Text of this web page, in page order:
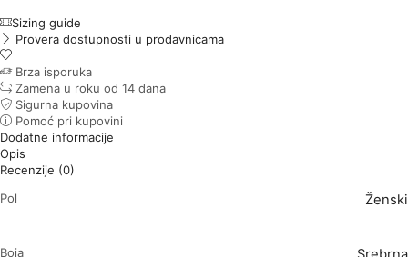
Sizing guide
Provera dostupnosti u prodavnicama
Brza isporuka
Zamena u roku od 14 dana
Sigurna kupovina
Pomoć pri kupovini
Dodatne informacije
Opis
Recenzije (0)
Pol
Ženski
Boja